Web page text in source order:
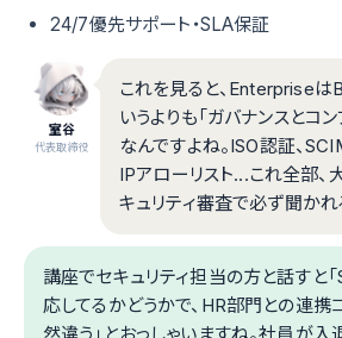
24/7優先サポート・SLA保証
室谷
代表取締役
これを見ると、Enterprise
いうよりも「ガバナンスとコ
なんですよね。ISO認証、
IPアローリスト...これ全部
キュリティ審査で必ず聞かれ
講座でセキュリティ担当の方と話すと
応してるかどうかで、HR部門との連携